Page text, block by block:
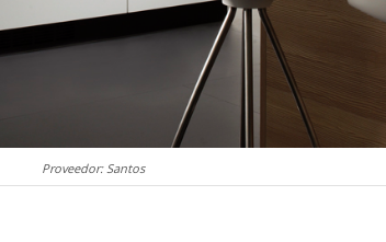
Proveedor: Santos